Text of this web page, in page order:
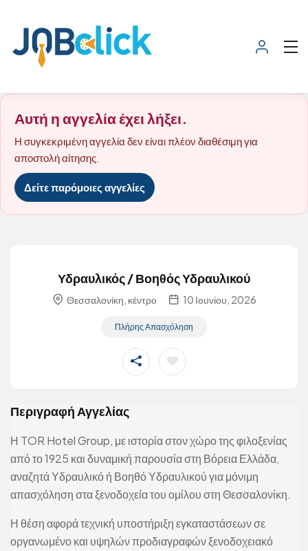
Αυτή η αγγελία έχει λήξει.
Η συγκεκριμένη αγγελία δεν είναι πλέον διαθέσιμη για
αποστολή αίτησης.
Δείτε παρόμοιες αγγελίες
Υδραυλικός / Βοηθός Υδραυλικού
Θεσσαλονίκη, κέντρο 10 Ιουνίου, 2026
Πλήρης Απασχόληση
Περιγραφή Αγγελίας
Η TOR Hotel Group, με ιστορία στον χώρο της φιλοξενίας
από το 1925 και δυναμική παρουσία στη Βόρεια Ελλάδα,
αναζητά Υδραυλικό ή Βοηθό Υδραυλικού για μόνιμη
απασχόληση στα ξενοδοχεία του ομίλου στη Θεσσαλονίκη.
Η θέση αφορά τεχνική υποστήριξη εγκαταστάσεων σε
οργανωμένο και υψηλών προδιαγραφών ξενοδοχειακό